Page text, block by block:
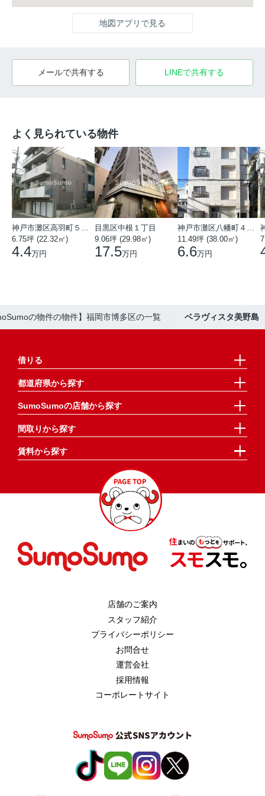
地図アプリで見る
メールで共有する LINEで共有する
よく見られている物件
6.75坪 (22.32㎡)
4.4万円
目黒区中根１丁目
9.06坪 (29.98㎡)
17.5万円
11.49坪 (38.00㎡)
6.6万円
の物件の物件】福岡市博多区の一覧 ベラヴィスタ美野島
借りる
都道府県から探す
SumoSumoの店舗から探す
間取りから探す
賃料から探す
店舗のご案内
スタッフ紹介
プライバシーポリシー
お問合せ
運営会社
採用情報
コーポレートサイト